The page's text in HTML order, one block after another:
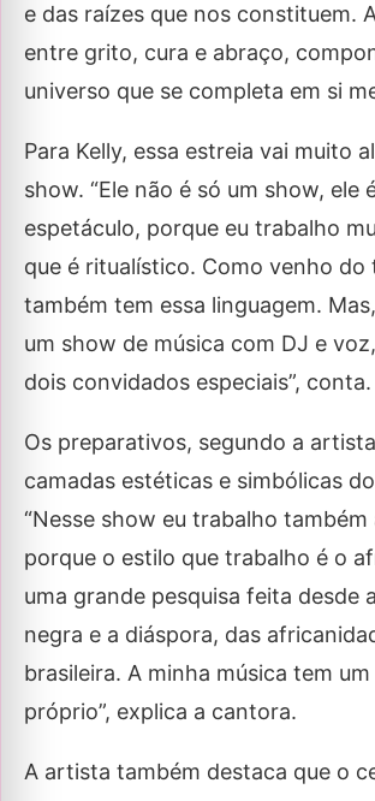
e das raízes que nos constituem.
entre grito, cura e abraço,
universo que se completa em si
Para Kelly, essa estreia vai muito
show. “Ele não é só um show, ele
espetáculo, porque eu trabalho
que é ritualístico. Como venho do
também tem essa linguagem.
um show de música com DJ e
dois convidados especiais”, conta.
Os preparativos, segundo a
camadas estéticas e simbólicas
“Nesse show eu trabalho também
porque o estilo que trabalho é o
uma grande pesquisa feita desde
negra e a diáspora, das
brasileira. A minha música tem
próprio”, explica a cantora.
A artista também destaca que o